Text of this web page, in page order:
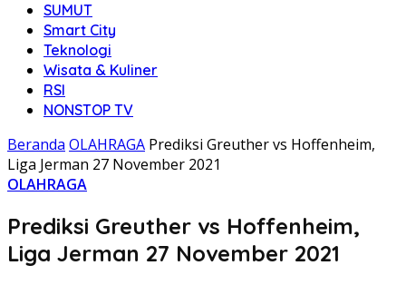
SUMUT
Smart City
Teknologi
Wisata & Kuliner
RSI
NONSTOP TV
Beranda OLAHRAGA Prediksi Greuther vs Hoffenheim,
Liga Jerman 27 November 2021
OLAHRAGA
Prediksi Greuther vs Hoffenheim,
Liga Jerman 27 November 2021